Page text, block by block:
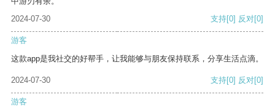
2024-07-30
支持[0] 反对[0]
游客
这款app是我社交的好帮手，让我能够与朋友保持联系，分享生活点滴。
2024-07-30 支持[0] 反对[0]
游客